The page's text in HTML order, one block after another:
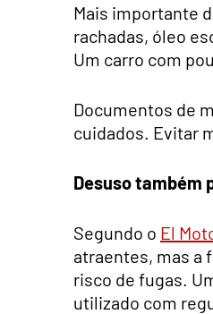
Mais importante
rachadas, óleo
Um carro com
Documentos de
cuidados. Evitar
Desuso também
Segundo o El
atraentes, mas a
risco de fugas.
utilizado com